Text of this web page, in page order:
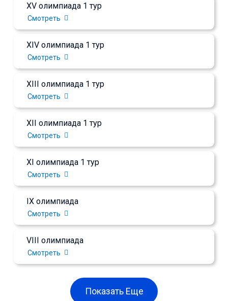
XV олимпиада 1 тур
Смотреть
XIV олимпиада 1 тур
Смотреть
XIII олимпиада 1 тур
Смотреть
XII олимпиада 1 тур
Смотреть
XI олимпиада 1 тур
Смотреть
IX олимпиада
Смотреть
VIII олимпиада
Смотреть
Показать Еще